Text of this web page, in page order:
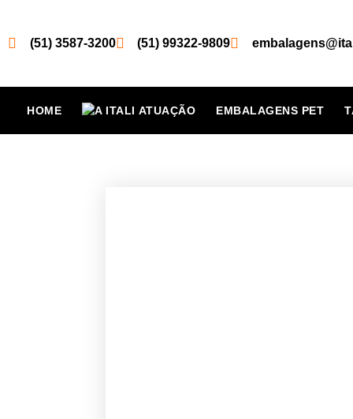
(51) 3587-3200 (51) 99322-9809
HOME ATUAÇÃO EMBALAGENS PET